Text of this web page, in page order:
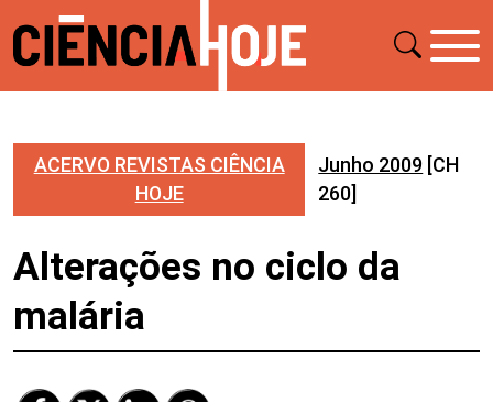
ACERVO REVISTAS CIÊNCIA
HOJE
Junho 2009 [CH
260]
Alterações no ciclo da
malária